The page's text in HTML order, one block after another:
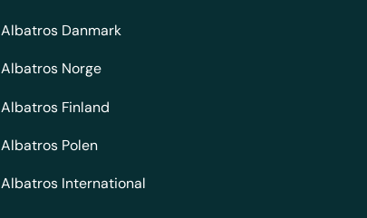
Albatros Danmark
Albatros Norge
Albatros Finland
Albatros Polen
Albatros International